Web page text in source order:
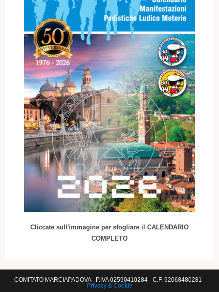
Cliccate sull'immagine per sfogliare il CALENDARIO
COMPLETO
COMITATO MARCIAPADOVA - P.IVA 02590410284 - C.F. 92068480281 -
Privacy & Cookie